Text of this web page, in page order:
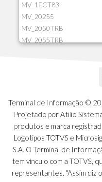
MV_1ECT83
MV_20255
MV_2050TRB
MV_2055TRB
MV_2GNOINC
MV_320SLD
MV_325PMDA
MV_330ATCM
MV_340LOCK
MV_3DUPREF
MV_5CLIFOR
Terminal de Informação ©
Projetado por Atilio
produtos e marca
Logotipos TOTVS e
S.A. O Terminal de
tem vínculo com a TOTVS,
representantes. "Assim diz